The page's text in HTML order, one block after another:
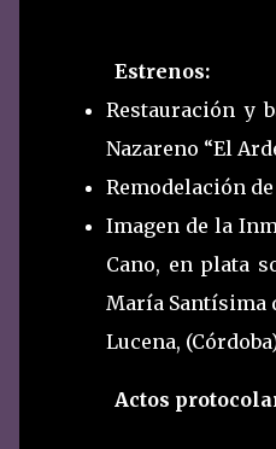
Estrenos:
Restauración y
Nazareno “El
Remodelación
Imagen de la
Cano, en plata
María Santísima
Lucena,
Actos